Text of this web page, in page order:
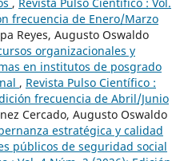
frecuencia de Enero/Marzo
Reyes, Augusto Oswaldo
organizacionales y
en institutos de posgrado
, Revista Pulso Científico :
frecuencia de Abril/Junio
Cercado, Augusto Oswaldo
estratégica y calidad
públicos de seguridad social